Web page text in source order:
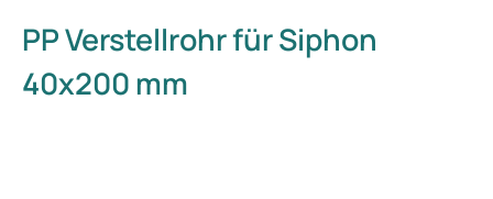
PP Verstellrohr für Siphon
40x200 mm